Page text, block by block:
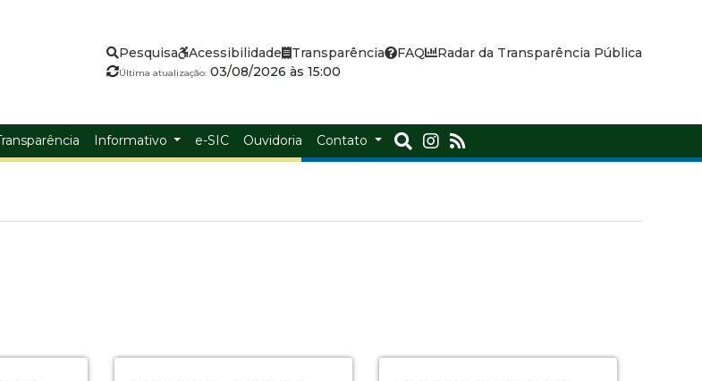
Pesquisa Acessibilidade Transparência FAQ Radar da Transparência Pública
Última atualização:03/08/2026 às 15:00
Informativo e-SIC Ouvidoria Contato